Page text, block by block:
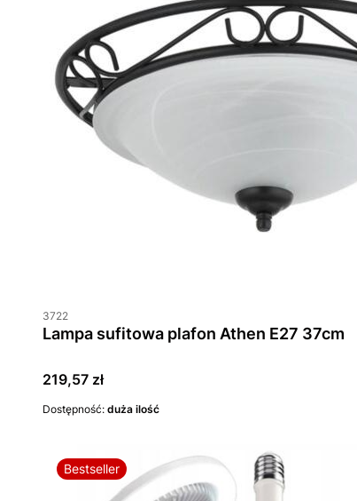
3722
Lampa sufitowa plafon Athen E27 37cm
Cena
219,57 zł
Dostępność: duża ilość
Bestseller